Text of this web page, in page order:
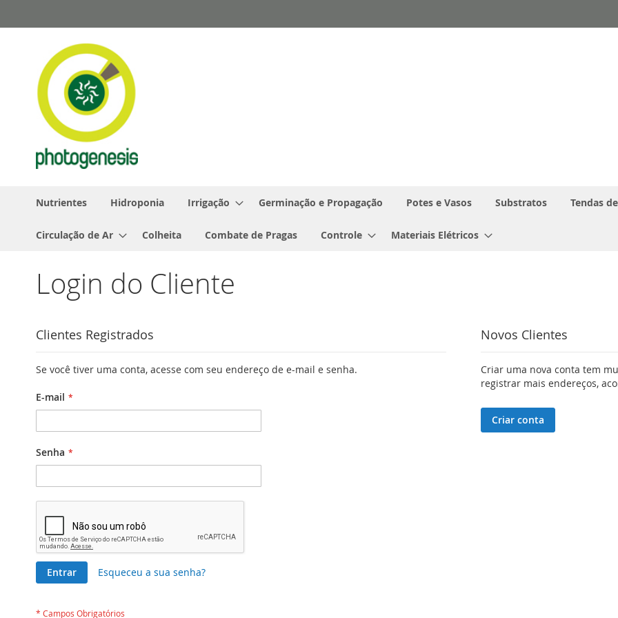
para
conteúdo
Nutrientes Hidroponia Irrigação Germinação e Propagação Potes e Vasos Substratos Tendas
Circulação de Ar Colheita Combate de Pragas Controle Materiais Elétricos
Login do Cliente
Clientes Registrados
Se você tiver uma conta, acesse com seu endereço de e-mail e senha.
E-mail
Senha
Entrar Esqueceu a sua senha?
Novos Clientes
Criar uma nova conta tem
registrar mais endereços,
Criar conta